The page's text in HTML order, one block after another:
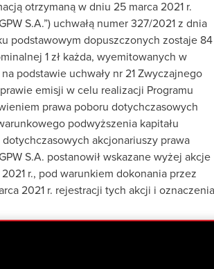
otrzymaną w dniu 25 marca 2021 r.
S.A.”) uchwałą numer 327/2021 z dnia
podstawowym dopuszczonych zostaje 84
1 zł każda, wyemitowanych w
podstawie uchwały nr 21 Zwyczajnego
emisji w celu realizacji Programu
prawa poboru dotychczasowych
podwyższenia kapitału
akcjonariuszy prawa
S.A. postanowił wskazane wyżej akcje
r., pod warunkiem dokonania przez
2021 r. rejestracji tych akcji i oznaczenia